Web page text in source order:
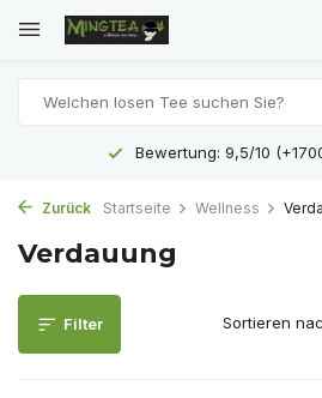
Bewertung: 9,5/10
Zurück Startseite Wellness
Verdauung
Filter Sortieren